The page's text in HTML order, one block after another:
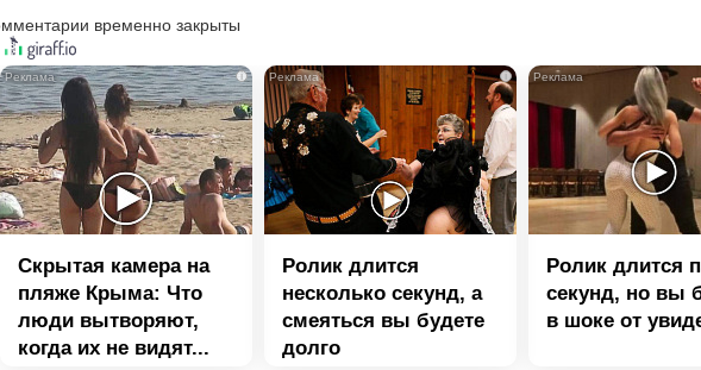
временно закрыты
i
Скрытая камера на
пляже Крыма: Что
люди вытворяют,
когда их не видят...
i
Ролик длится
несколько секунд, а
смеяться вы будете
долго
Ролик длится
секунд, но вы
в шоке от